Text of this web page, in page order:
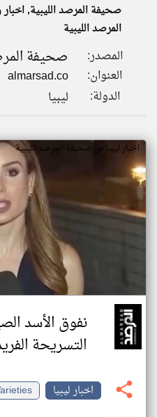
صحيفة المرصد الليبية,
المرصد الليبية
المصدر: صحيفة
العنوان:
almarsad.co
الدولة:
ليبيا
اخبار ليبيا من صحيفة المرصد الليبية
نفوق الأسد
التسريحة
اخبار ليبيا